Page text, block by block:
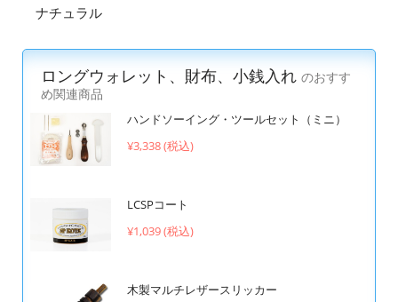
ナチュラル
ロングウォレット、財布、小銭入れ のおすす
め関連商品
ハンドソーイング・ツールセット（ミニ）
¥3,338 (税込)
LCSPコート
¥1,039 (税込)
木製マルチレザースリッカー